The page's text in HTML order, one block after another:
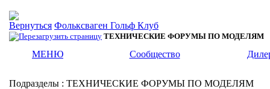
Фольксваген Гольф Клуб
ТЕХНИЧЕСКИЕ ФОРУМЫ ПО МОДЕЛЯМ
МЕНЮ Сообщество
Подразделы : ТЕХНИЧЕСКИЕ ФОРУМЫ ПО МОДЕЛЯМ